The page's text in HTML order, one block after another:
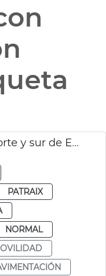
Reasfaltado depósitos norte y sur de EMT
PATRAIX
NORMAL